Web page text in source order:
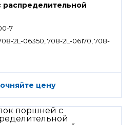
7
2L-06350, 708-2L-06170, 708-
цену